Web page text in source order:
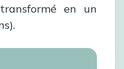
en un